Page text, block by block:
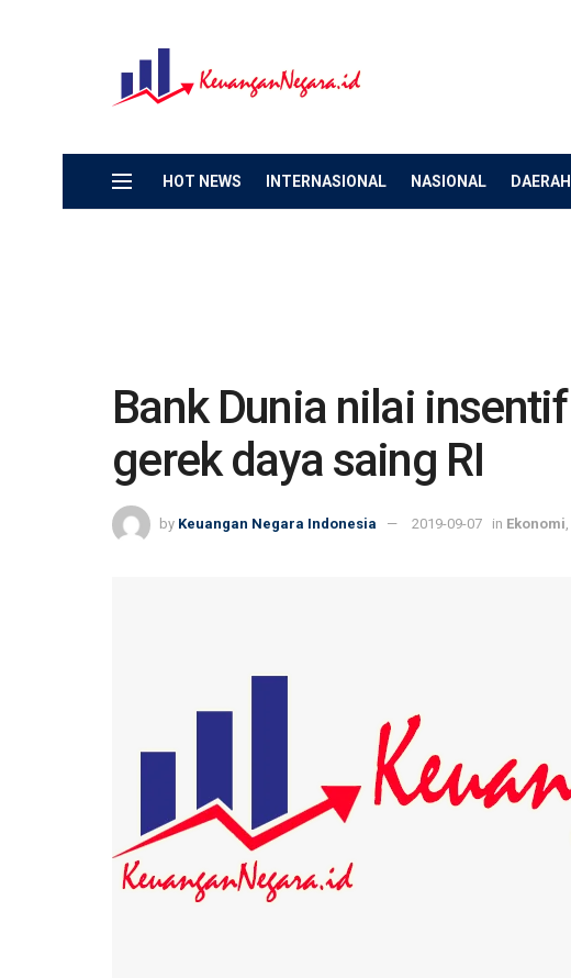
HOT NEWS INTERNASIONAL NASIONAL DAERAH
Bank Dunia nilai
gerek daya saing RI
by Keuangan Negara Indonesia 2019-09-07 in Ekonomi